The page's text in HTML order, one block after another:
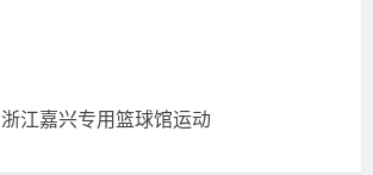
浙江嘉兴专用篮球馆运动